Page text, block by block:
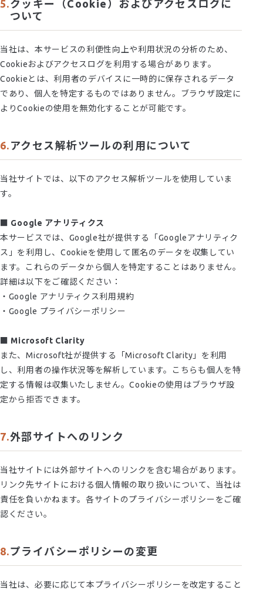
クッキー（Cookie）およびアクセスログに
ついて
当社は、本サービスの利便性向上や利用状況の分析のため、
Cookieおよびアクセスログを利用する場合があります。
Cookieとは、利用者のデバイスに一時的に保存されるデータ
であり、個人を特定するものではありません。ブラウザ設定に
よりCookieの使用を無効化することが可能です。
アクセス解析ツールの利用について
当社サイトでは、以下のアクセス解析ツールを使用していま
す。
■ Google アナリティクス
本サービスでは、Google社が提供する「Googleアナリティク
ス」を利用し、Cookieを使用して匿名のデータを収集してい
ます。これらのデータから個人を特定することはありません。
詳細は以下をご確認ください：
・Google アナリティクス利用規約
・Google プライバシーポリシー
■ Microsoft Clarity
また、Microsoft社が提供する「Microsoft Clarity」を利用
し、利用者の操作状況等を解析しています。こちらも個人を特
定する情報は収集いたしません。Cookieの使用はブラウザ設
定から拒否できます。
外部サイトへのリンク
当社サイトには外部サイトへのリンクを含む場合があります。
リンク先サイトにおける個人情報の取り扱いについて、当社は
責任を負いかねます。各サイトのプライバシーポリシーをご確
認ください。
プライバシーポリシーの変更
当社は、必要に応じて本プライバシーポリシーを改定すること